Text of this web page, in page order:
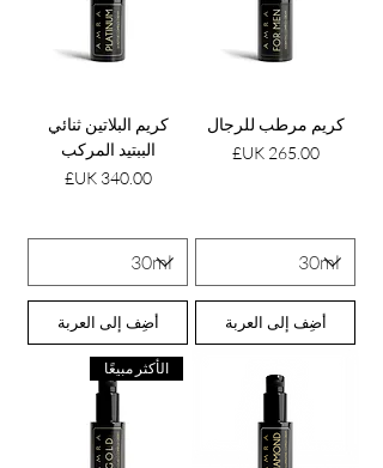
كريم مرطب للرجال
السعر‏265.00 UK£
أضِف إلى العربة
كريم البلاتين ثنائي
الببتيد المركب
السعر‏340.00 UK£
أضِف إلى العربة
الأكثر مبيعًا